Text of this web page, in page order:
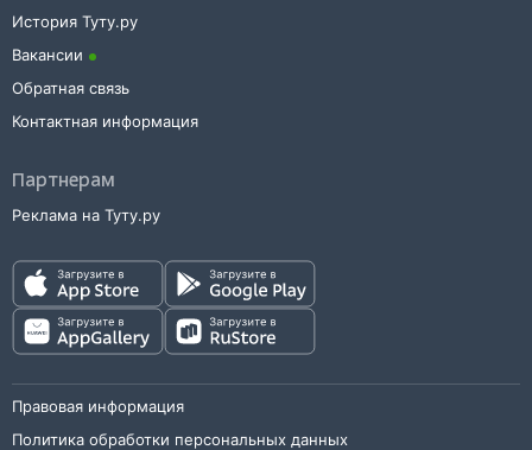
История Туту.ру
Вакансии
Обратная связь
Контактная информация
Партнерам
Реклама на Туту.ру
Правовая информация
Политика обработки персональных данных